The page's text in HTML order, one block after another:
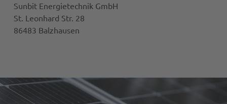
Sunbit Energietechnik GmbH
St. Leonhard Str. 28
86483 Balzhausen